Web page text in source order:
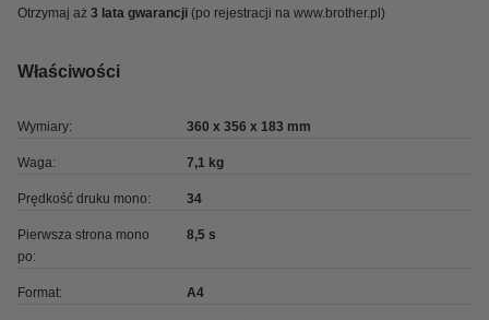
Otrzymaj aż 3 lata gwarancji (po rejestracji na www.brother.pl)
Właściwości
Wymiary: 360 x 356 x 183 mm
Waga: 7,1 kg
Prędkość druku mono: 34
Pierwsza strona mono
po:
8,5 s
Format: A4